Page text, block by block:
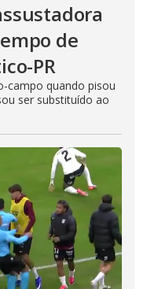
de
PR
campo quando pisou
ser substituído ao